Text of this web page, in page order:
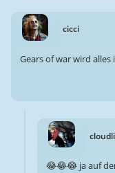
cicci
Gears of war wird
😂😂😂 ja auf